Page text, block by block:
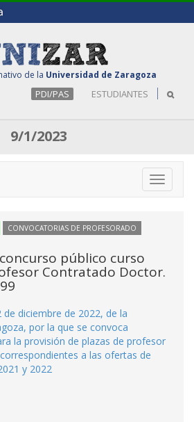
de la Universidad de Zaragoza
PDI/PAS ESTUDIANTES
9/1/2023
Toggle
CONVOCATORIAS DE PROFESORADO
público curso
Contratado Doctor.
de diciembre de 2022, de la
por la que se convoca
la provisión de plazas de profesor
a las ofertas de
y 2022